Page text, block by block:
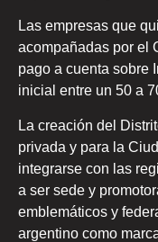
Las empresas que
acompañadas por el
pago a cuenta sobre
inicial entre un 50 a
La creación del
privada y para la
integrarse con las
a ser sede y
emblemáticos y
argentino como